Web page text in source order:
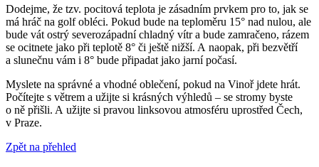
Dodejme, že tzv. pocitová teplota je zásadním prvkem pro to, jak se
má hráč na golf obléci. Pokud bude na teploměru 15° nad nulou, ale
bude vát ostrý severozápadní chladný vítr a bude zamračeno, rázem
se ocitnete jako při teplotě 8° či ještě nižší. A naopak, při bezvětří
a slunečnu vám i 8° bude připadat jako jarní počasí.
Myslete na správné a vhodné oblečení, pokud na Vinoř jdete hrát.
Počítejte s větrem a užijte si krásných výhledů – se stromy byste
o ně přišli. A užijte si pravou linksovou atmosféru uprostřed Čech,
v Praze.
Zpět na přehled